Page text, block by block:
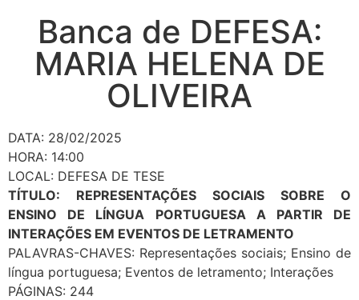
Banca de DEFESA:
MARIA HELENA DE
OLIVEIRA
DATA: 28/02/2025
HORA: 14:00
LOCAL: DEFESA DE TESE
TÍTULO: REPRESENTAÇÕES SOCIAIS SOBRE O
ENSINO DE LÍNGUA PORTUGUESA A PARTIR DE
INTERAÇÕES EM EVENTOS DE LETRAMENTO
PALAVRAS-CHAVES: Representações sociais; Ensino de
língua portuguesa; Eventos de letramento; Interações
PÁGINAS: 244